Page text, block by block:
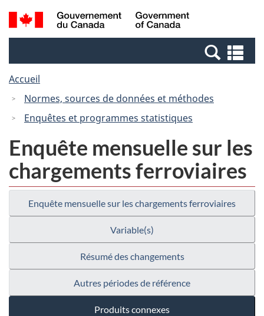
Passer
au
Passer
à
Canada
Recherche
et
et
Accueil
Normes, sources de données et méthodes
Enquêtes et programmes statistiques
Enquête mensuelle sur les
chargements ferroviaires
Enquête mensuelle sur les chargements ferroviaires
Variable(s)
Résumé des changements
Autres périodes de référence
Produits connexes